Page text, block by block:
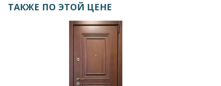
ТАКЖЕ ПО ЭТОЙ ЦЕНЕ